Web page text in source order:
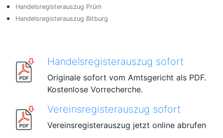
Handelsregisterauszug Prüm
Handelsregisterauszug Bitburg
Handelsregisterauszug sofort
Originale sofort vom Amtsgericht als PDF.
Kostenlose Vorrecherche.
Vereinsregisterauszug sofort
Vereinsregisterauszug jetzt online abrufen